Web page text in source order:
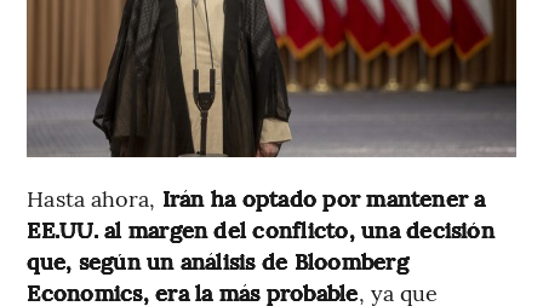
Hasta ahora, Irán ha optado por mantener a
EE.UU. al margen del conflicto, una decisión
que, según un análisis de Bloomberg
Economics, era la más probable, ya que